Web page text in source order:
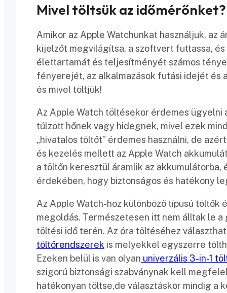
Mivel töltsük az időmérőnket?
Amikor az Apple Watchunkat használjuk, az
kijelzőt megvilágítsa, a szoftvert futtassa,
élettartamát és teljesítményét számos
fényerejét, az alkalmazások futási idejét és
és mivel töltjük!
Az Apple Watch töltésekor érdemes
túlzott hőnek vagy hidegnek, mivel ezek
„hivatalos töltőt” érdemes használni, de
és kezelés mellett az Apple Watch
a töltőn keresztül áramlik az akkumulátorba,
érdekében, hogy biztonságos és hatékony
Az Apple Watch-hoz különböző típusú töltők
megoldás. Természetesen itt nem álltak le
töltési idő terén. Az óra töltéséhez
töltőrendszerek is melyekkel egyszerre
Ezeken belül is van olyan univerzális 3-in-1
szigorú biztonsági szabványnak kell
hatékonyan töltse,de választáskor mindig a